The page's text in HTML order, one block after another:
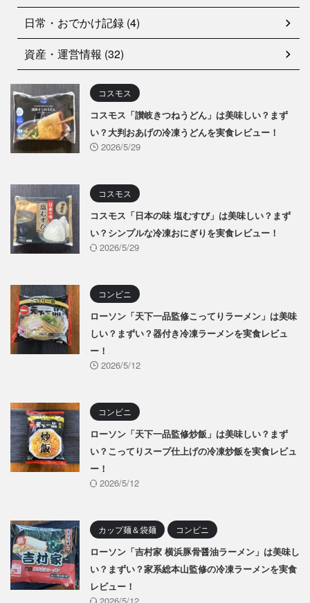
日常・おでかけ記録 (4)
資産・運営情報 (32)
コスモス
コスモス「讃岐きつねうどん」は美味しい？まず
い？大判おあげの冷凍うどんを実食レビュー！
2026/5/29
コスモス
コスモス「日本の味 塩むすび」は美味しい？まず
い？シンプルな冷凍おにぎりを実食レビュー！
2026/5/29
コンビニ
ローソン「天下一品監修こってりラーメン」は美味
しい？まずい？器付き冷凍ラーメンを実食レビュ
ー！
2026/5/12
コンビニ
ローソン「天下一品監修炒飯」は美味しい？まず
い？こってりスープ仕上げの冷凍炒飯を実食レビュ
ー！
2026/5/12
カップ麺＆袋麺 コンビニ
ローソン「吉村家 横浜豚骨醤油ラーメン」は美味し
い？まずい？家系総本山監修の冷凍ラーメンを実食
レビュー！